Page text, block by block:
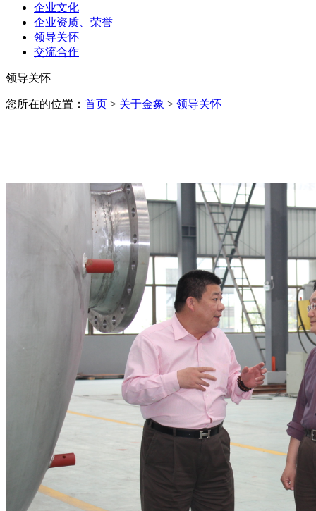
企业文化
企业资质、荣誉
领导关怀
交流合作
领导关怀
您所在的位置： 首页 > 关于金象 > 领导关怀